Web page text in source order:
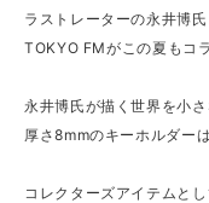
ラストレーターの永井博氏
TOKYO FMがこの夏もコ
永井博氏が描く世界を小
厚さ8mmのキーホルダー
コレクターズアイテムと